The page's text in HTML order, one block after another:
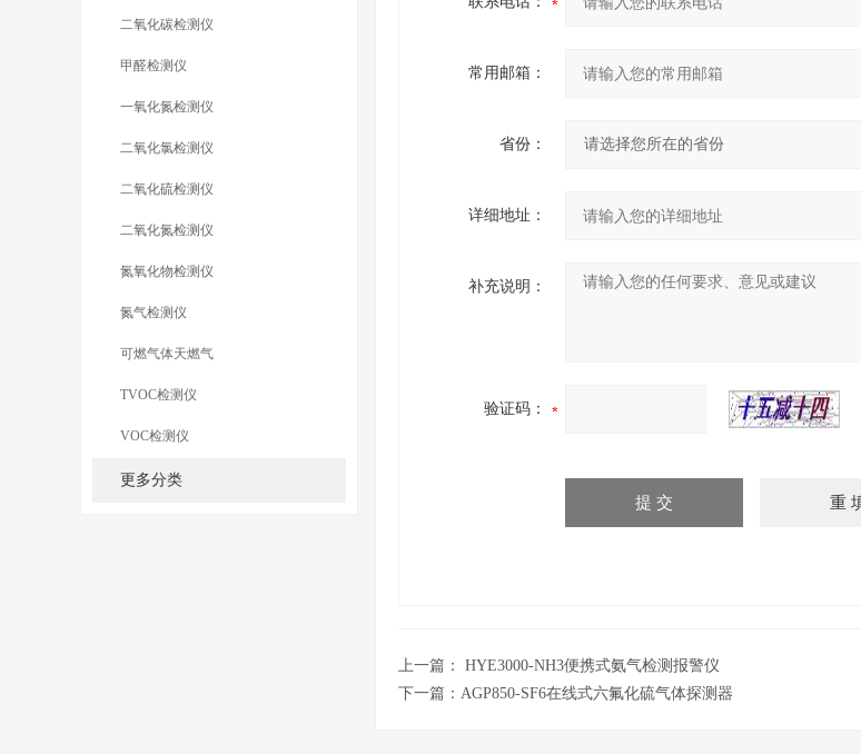
二氧化碳检测仪
甲醛检测仪
一氧化氮检测仪
二氧化氯检测仪
二氧化硫检测仪
二氧化氮检测仪
氮氧化物检测仪
氮气检测仪
可燃气体天燃气
TVOC检测仪
VOC检测仪
更多分类
常用邮箱：
省份：
详细地址：
补充说明：
验证码：
上一篇： HYE3000-NH3便携式氨气检测报警仪
下一篇： AGP850-SF6在线式六氟化硫气体探测器